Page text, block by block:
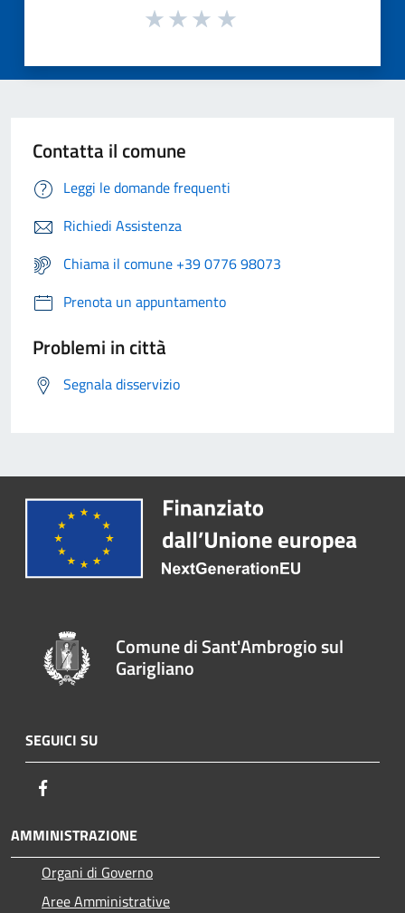
Contatta il comune
Leggi le domande frequenti
Richiedi Assistenza
Chiama il comune +39 0776 98073
Prenota un appuntamento
Problemi in città
Segnala disservizio
Comune di Sant'Ambrogio sul
Garigliano
SEGUICI SU
AMMINISTRAZIONE
Organi di Governo
Aree Amministrative